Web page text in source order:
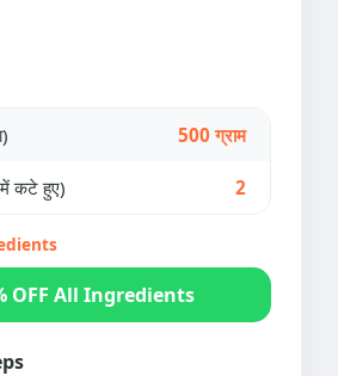
500 ग्राम
कटे हुए) 2
OFF All Ingredients